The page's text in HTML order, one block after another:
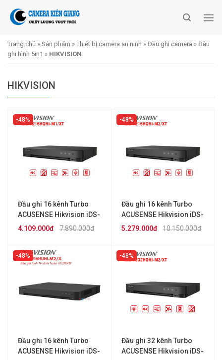
Trang chủ » Sản phẩm » Thiết bị camera an ninh » Đầu ghi camera » Đầu
ghi hình 5in1 » HIKVISION
HIKVISION
48%
Đầu ghi 16 kênh Turbo
ACUSENSE Hikvision iDS-
7216HQHI-M1/XT7.890.000đ
4.109.000đ
48%
Đầu ghi 16 kênh Turbo
ACUSENSE Hikvision iDS-
7216HQHI-M2/XT10.150.000đ
5.279.000đ
48%
Đầu ghi 16 kênh Turbo
ACUSENSE Hikvision iDS-
48%
Đầu ghi 32 kênh Turbo
ACUSENSE Hikvision iDS-